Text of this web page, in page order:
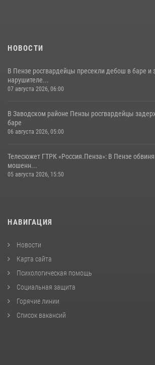
НОВОСТИ
В Пензе росгвардейцы пресекли дебош в баре и
нарушителе...
07 августа 2026, 06:00
В Заводском районе Пензы росгвардейцы
баре
06 августа 2026, 05:00
Телесюжет ГТРК «Россия.Пенза»: В Пензе
мошенн...
05 августа 2026, 15:50
НАВИГАЦИЯ
Новости
Карта сайта
Психологическая помощь
Социальная защита
Горячие линии
Список вакансий